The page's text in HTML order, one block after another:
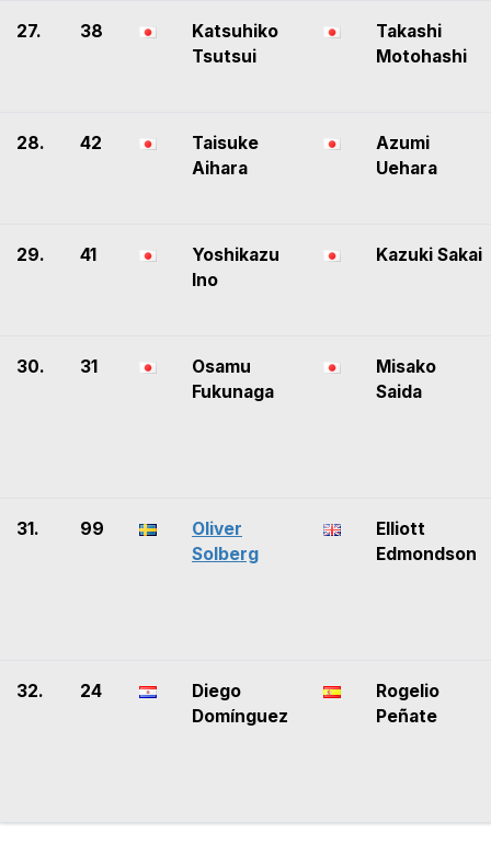
27. 38
Katsuhiko
Tsutsui
Takashi
Motohashi
28. 42
Taisuke
Aihara
Azumi
Uehara
29. 41
Yoshikazu
Ino
Kazuki Sakai
30. 31
Osamu
Fukunaga
Misako
Saida
31. 99
Oliver
Solberg
Elliott
Edmondson
32. 24
Diego
Domínguez
Rogelio
Peñate